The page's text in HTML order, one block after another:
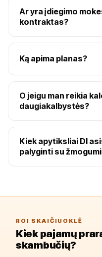
Ar yra įdiegimo
kontraktas?
Ką apima planas?
O jeigu man reikia
daugiakalbystės?
Kiek apytiksliai DI
palyginti su
ROI SKAIČIUOKLĖ
Kiek pajamų
skambučių?